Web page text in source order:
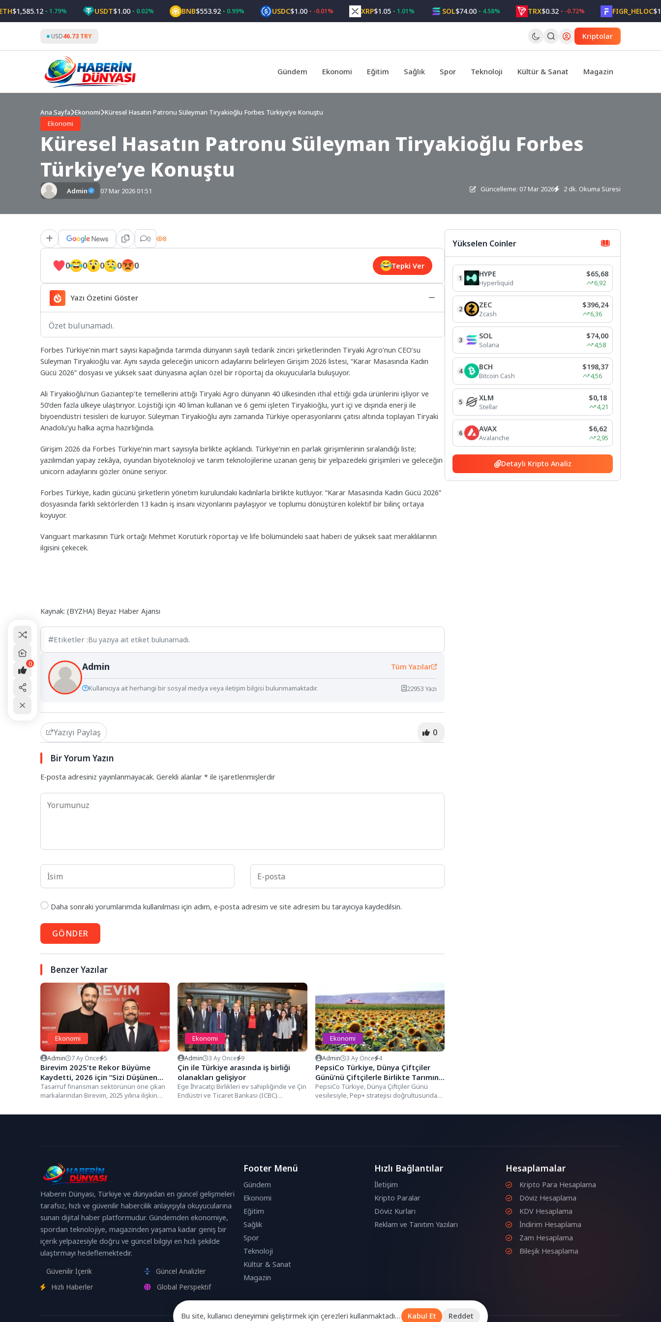
to
1.79% USDT$1.00 0.02% BNB$553.92 0.99% USDC$1.00 -0.01% XRP$1.05 1.01% SOL$74.00 4.58% TRX$0.32 -0.72% FIGR_HELOC$1.05
USD46.73 TRY Kriptolar
Gündem Ekonomi Eğitim Sağlık Spor Teknoloji Kültür & Sanat Magazin
Ana Sayfa Ekonomi Küresel Hasatın Patronu Süleyman Tiryakioğlu Forbes Türkiye’ye Konuştu
Ekonomi
Küresel Hasatın Patronu Süleyman Tiryakioğlu Forbes
Türkiye’ye Konuştu
Admin 07 Mar 2026 01:51 Güncelleme: 07 Mar 2026 2 dk. Okuma Süresi
0 8
0 0 0 0 0 Tepki Ver
Yazı Özetini Göster
Özet bulunamadı.
Forbes Türkiye’nin mart sayısı kapağında tarımda dünyanın sayılı tedarik zinciri şirketlerinden Tiryaki Agro’nun CEO’su
Süleyman Tiryakioğlu var. Aynı sayıda geleceğin unicorn adaylarını belirleyen Girişim 2026 listesi, “Karar Masasında Kadın
Gücü 2026” dosyası ve yüksek saat dünyasına açılan özel bir röportaj da okuyucularla buluşuyor.
Ali Tiryakioğlu’nun Gaziantep’te temellerini attığı Tiryaki Agro dünyanın 40 ülkesinden ithal ettiği gıda ürünlerini işliyor ve
50’den fazla ülkeye ulaştırıyor. Lojistiği için 40 liman kullanan ve 6 gemi işleten Tiryakioğlu, yurt içi ve dışında enerji ile
biyoendüstri tesisleri de kuruyor. Süleyman Tiryakioğlu aynı zamanda Türkiye operasyonlarını çatısı altında toplayan Tiryaki
Anadolu’yu halka açma hazırlığında.
Girişim 2026 da Forbes Türkiye’nin mart sayısıyla birlikte açıklandı. Türkiye’nin en parlak girişimlerinin sıralandığı liste;
yazılımdan yapay zekâya, oyundan biyoteknoloji ve tarım teknolojilerine uzanan geniş bir yelpazedeki girişimleri ve geleceğin
unicorn adaylarını gözler önüne seriyor.
Forbes Türkiye, kadın gücünü şirketlerin yönetim kurulundaki kadınlarla birlikte kutluyor. “Karar Masasında Kadın Gücü 2026”
dosyasında farklı sektörlerden 13 kadın iş insanı vizyonlarını paylaşıyor ve toplumu dönüştüren kolektif bir bilinç ortaya
koyuyor.
Vanguart markasının Türk ortağı Mehmet Korutürk röportajı ve life bölümündeki saat haberi de yüksek saat meraklılarının
ilgisini çekecek.
Kaynak: (BYZHA) Beyaz Haber Ajansı
Etiketler :Bu yazıya ait etiket bulunamadı.
Admin Tüm Yazılar
Kullanıcıya ait herhangi bir sosyal medya veya iletişim bilgisi bulunmamaktadır. 22953 Yazı
Yazıyı Paylaş 0
Bir Yorum Yazın
E-posta adresiniz yayınlanmayacak. Gerekli alanlar * ile işaretlenmişlerdir
Daha sonraki yorumlarımda kullanılması için adım, e-posta adresim ve site adresim bu tarayıcıya kaydedilsin.
GÖNDER
Benzer Yazılar
Ekonomi
Admin 7 Ay Önce 5
Birevim 2025’te Rekor Büyüme
Kaydetti, 2026 için “Sizi Düşünen
Biri” Vizyonunu Hayata Geçirdi
Tasarruf finansman sektörünün öne çıkan
markalarından Birevim, 2025 yılına ilişkin
açıkladı....
Ekonomi
Admin 3 Ay Önce 9
Çin ile Türkiye arasında iş birliği
olanakları gelişiyor
Ege İhracatçı Birlikleri ev sahipliğinde ve Çin
Endüstri ve Ticaret Bankası (ICBC)
Ekonomi
Admin 3 Ay Önce 4
PepsiCo Türkiye, Dünya Çiftçiler
Günü’nü Çiftçilerle Birlikte Tarımın
Geleceğini İnşa Ederek Kutluyor
PepsiCo Türkiye, Dünya Çiftçiler Günü
vesilesiyle, Pep+ stratejisi doğrultusunda
zinciri...
Yükselen Coinler
1 HYPE
Hyperliquid
$65,68
6,92
2 ZEC
Zcash
$396,24
6,36
3 SOL
Solana
$74,00
4,58
4 BCH
Bitcoin Cash
$198,37
4,56
5 XLM
Stellar
$0,18
4,21
6 AVAX
Avalanche
$6,62
2,95
Detaylı Kripto Analiz
Haberin Dünyası, Türkiye ve dünyadan en güncel gelişmeleri
tarafsız, hızlı ve güvenilir habercilik anlayışıyla okuyucularına
sunan dijital haber platformudur. Gündemden ekonomiye,
spordan teknolojiye, magazinden yaşama kadar geniş bir
içerik yelpazesiyle doğru ve güncel bilgiyi en hızlı şekilde
ulaştırmayı hedeflemektedir.
Güvenilir İçerik
Güncel Analizler
Hızlı Haberler
Global Perspektif
Footer Menü
Gündem
Ekonomi
Eğitim
Sağlık
Spor
Teknoloji
Kültür & Sanat
Magazin
Hızlı Bağlantılar
İletişim
Kripto Paralar
Döviz Kurları
Reklam ve Tanıtım Yazıları
Hesaplamalar
Kripto Para Hesaplama
Döviz Hesaplama
KDV Hesaplama
İndirim Hesaplama
Zam Hesaplama
Bileşik Hesaplama
0
Bu site, kullanıcı deneyimini geliştirmek için çerezleri kullanmaktadır.
Kabul Et Reddet